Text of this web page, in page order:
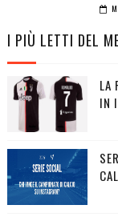
I PIÙ LETTI DEL
LA
IN